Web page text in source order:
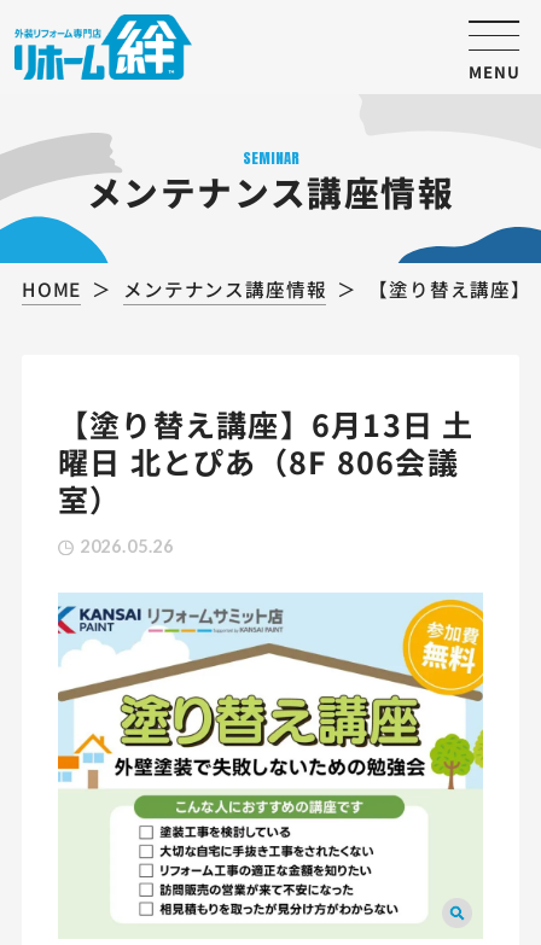
MENU
SEMINAR
メンテナンス講座情報
HOME メンテナンス講座情報 【塗り替え講座
【塗り替え講座】6月13日 土
曜日 北とぴあ（8F 806会議
室）
2026.05.26